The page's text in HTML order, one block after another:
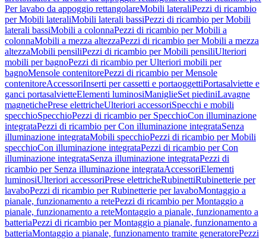
Per lavabo da appoggio rettangolareMobili lateraliPezzi di ricambio
per Mobili lateraliMobili laterali bassiPezzi di ricambio per Mobili
laterali bassiMobili a colonnaPezzi di ricambio per Mobili a
colonnaMobili a mezza altezzaPezzi di ricambio per Mobili a mezza
altezzaMobili pensiliPezzi di ricambio per Mobili pensiliUlteriori
mobili per bagnoPezzi di ricambio per Ulteriori mobili per
bagnoMensole contenitorePezzi di ricambio per Mensole
contenitoreAccessoriInserti per cassetti e portaoggettiPortasalviette e
ganci portasalvietteElementi luminosiManiglieSet piediniLavagne
magnetichePrese elettricheUlteriori accessoriSpecchi e mobili
specchioSpecchioPezzi di ricambio per SpecchioCon illuminazione
integrataPezzi di ricambio per Con illuminazione integrataSenza
illuminazione integrataMobili specchioPezzi di ricambio per Mobili
specchioCon illuminazione integrataPezzi di ricambio per Con
illuminazione integrataSenza illuminazione integrataPezzi di
ricambio per Senza illuminazione integrataAccessoriElementi
luminosiUlteriori accessoriPrese elettricheRubinettiRubinetterie per
lavaboPezzi di ricambio per Rubinetterie per lavaboMontaggio a
pianale, funzionamento a retePezzi di ricambio per Montaggio a
pianale, funzionamento a reteMontaggio a pianale, funzionamento a
batteriaPezzi di ricambio per Montaggio a pianale, funzionamento a
batteriaMontaggio a pianale, funzionamento tramite generatorePezzi